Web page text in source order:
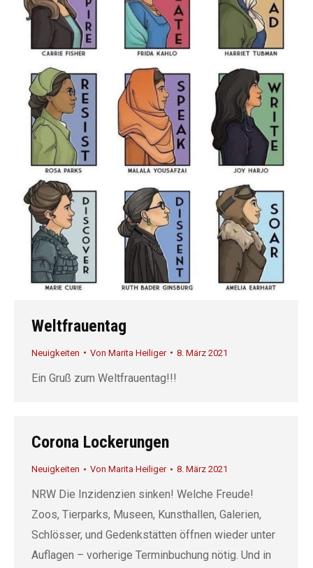
Weltfrauentag
Neuigkeiten Von Marita Heiliger 8. März 2021
Ein Gruß zum Weltfrauentag!!!
Corona Lockerungen
Neuigkeiten Von Marita Heiliger 8. März 2021
NRW Die Inzidenzien sinken! Welche Freude!
Zoos, Tierparks, Museen, Kunsthallen, Galerien,
Schlösser, und Gedenkstätten öffnen wieder unter
Auflagen – vorherige Terminbuchung nötig. Und in